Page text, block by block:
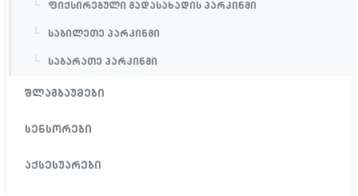
ფიქსირებული გადასახადის პარკინგი
საბილეთე პარკინგი
საბარათე პარკინგი
შლაგბაუმები
სენსორები
აქსესუარები